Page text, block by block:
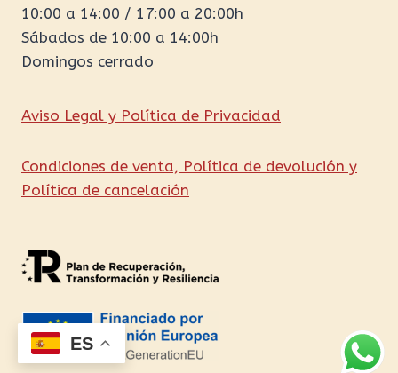
10:00 a 14:00 / 17:00 a 20:00h
Sábados de 10:00 a 14:00h
Domingos cerrado
Aviso Legal y Política de Privacidad
Condiciones de venta, Política de devolución y
Política de cancelación
ES